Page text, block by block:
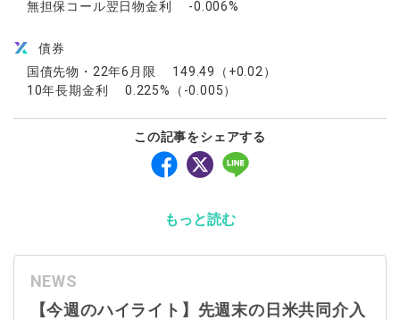
無担保コール翌日物金利 -0.006%
債券
国債先物・22年6月限 149.49（+0.02）
10年長期金利 0.225%（-0.005）
この記事をシェアする
もっと読む
NEWS
【今週のハイライト】先週末の日米共同介入